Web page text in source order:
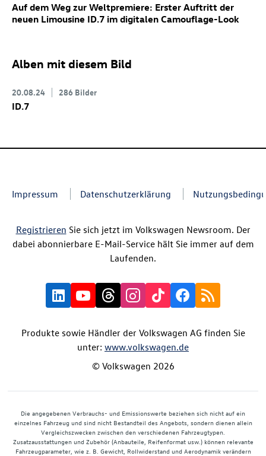
Auf dem Weg zur Weltpremiere: Erster Auftritt der
neuen Limousine ID.7 im digitalen Camouflage-Look
Alben mit diesem Bild
20.08.24 286 Bilder
ID.7
Impressum Datenschutzerklärung
Registrieren Sie sich jetzt im Volkswagen Newsroom. Der
dabei abonnierbare E-Mail-Service hält Sie immer auf dem
Laufenden.
Produkte sowie Händler der Volkswagen AG finden Sie
unter: www.volkswagen.de
© Volkswagen 2026
Die angegebenen Verbrauchs- und Emissionswerte beziehen sich nicht auf ein
einzelnes Fahrzeug und sind nicht Bestandteil des Angebots, sondern dienen allein
Vergleichszwecken zwischen den verschiedenen Fahrzeugtypen.
Zusatzausstattungen und Zubehör (Anbauteile, Reifenformat usw.) können relevante
Fahrzeugparameter, wie z. B. Gewicht, Rollwiderstand und Aerodynamik verändern